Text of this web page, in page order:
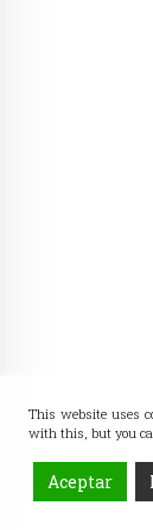
This website uses
with this, but you
Aceptar